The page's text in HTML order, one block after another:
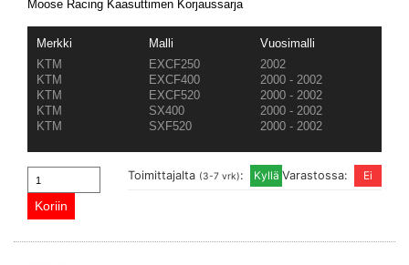
Moose Racing Kaasuttimen Korjaussarja
Merkki Malli
Vuosimalli
KTM
EXCF250
2002
KTM
EXCF400
2000 - 2002
KTM
EXCF520
2000 - 2002
KTM
SX400
2000 - 2002
KTM
SXF520 2000 - 2002
Varastossa:
Toimittajalta (3-7 vrk):